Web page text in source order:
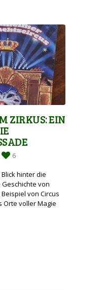
ZIRKUS: EIN
6
hinter die
von
von Circus
Orte voller Magie